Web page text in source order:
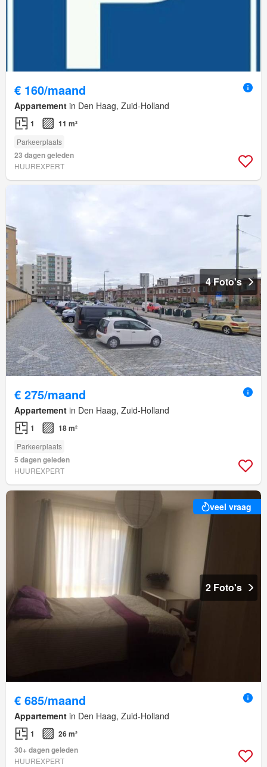
€ 160/maand
Appartement in Den Haag, Zuid-Holland
1 11 m²
Parkeerplaats
23 dagen geleden
HUUREXPERT
4 Foto's
€ 275/maand
Appartement in Den Haag, Zuid-Holland
1 18 m²
Parkeerplaats
5 dagen geleden
HUUREXPERT
veel vraag
2 Foto's
€ 685/maand
Appartement in Den Haag, Zuid-Holland
1
26 m²
30+ dagen geleden
HUUREXPERT